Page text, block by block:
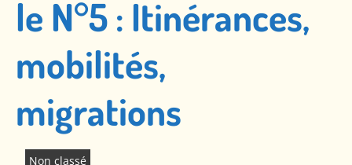
le N°5 : Itinérances,
mobilités,
migrations
Non classé